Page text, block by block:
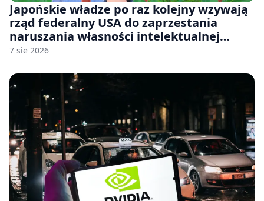
Japońskie władze po raz kolejny wzywają
rząd federalny USA do zaprzestania
naruszania własności intelektualnej
japońskich gier i anime
7 sie 2026